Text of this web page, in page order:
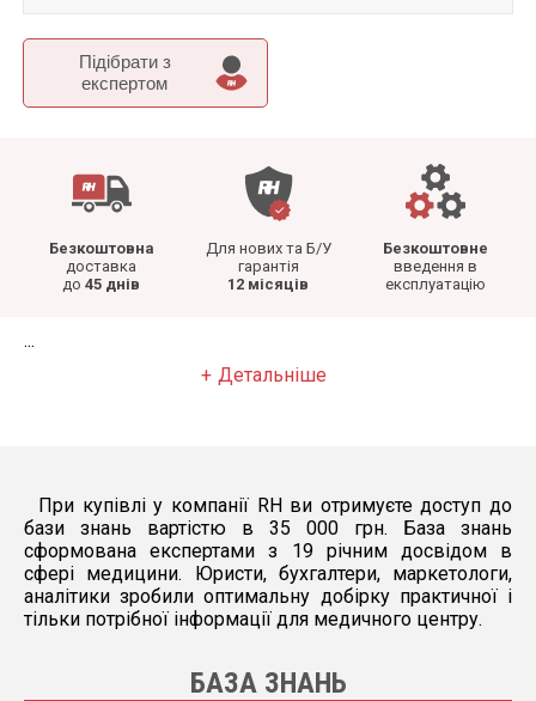
Підібрати з
експертом
Безкоштовна
доставка
до 45 днів
Для нових та Б/У
гарантія
12 місяців
Безкоштовне
введення в
експлуатацію
...
Детальніше
При купівлі у компанії RH ви отримуєте доступ до
бази знань вартістю в 35 000 грн. База знань
сформована експертами з 19 річним досвідом в
сфері медицини. Юристи, бухгалтери, маркетологи,
аналітики зробили оптимальну добірку практичної і
тільки потрібної інформації для медичного центру.
БАЗА ЗНАНЬ